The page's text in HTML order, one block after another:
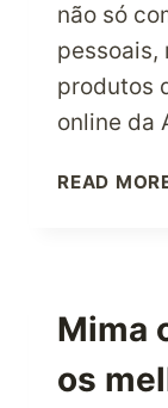
não só
pessoais,
produtos
online da
READ
Mima
os